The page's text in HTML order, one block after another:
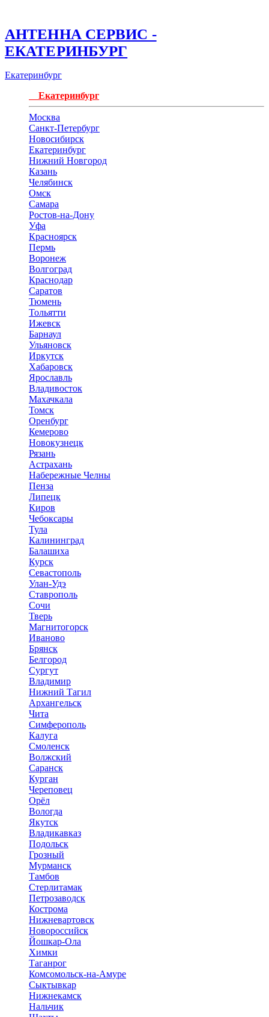
АНТЕННА СЕРВИС -
ЕКАТЕРИНБУРГ
Екатеринбург
Екатеринбург
Москва
Санкт-Петербург
Новосибирск
Екатеринбург
Нижний Новгород
Казань
Челябинск
Омск
Самара
Ростов-на-Дону
Уфа
Красноярск
Пермь
Воронеж
Волгоград
Краснодар
Саратов
Тюмень
Тольятти
Ижевск
Барнаул
Ульяновск
Иркутск
Хабаровск
Ярославль
Владивосток
Махачкала
Томск
Оренбург
Кемерово
Новокузнецк
Рязань
Астрахань
Набережные Челны
Пенза
Липецк
Киров
Чебоксары
Тула
Калининград
Балашиха
Курск
Севастополь
Улан-Удэ
Ставрополь
Сочи
Тверь
Магнитогорск
Иваново
Брянск
Белгород
Сургут
Владимир
Нижний Тагил
Архангельск
Чита
Симферополь
Калуга
Смоленск
Волжский
Саранск
Курган
Череповец
Орёл
Вологда
Якутск
Владикавказ
Подольск
Грозный
Мурманск
Тамбов
Стерлитамак
Петрозаводск
Кострома
Нижневартовск
Новороссийск
Йошкар-Ола
Химки
Таганрог
Комсомольск-на-Амуре
Сыктывкар
Нижнекамск
Нальчик